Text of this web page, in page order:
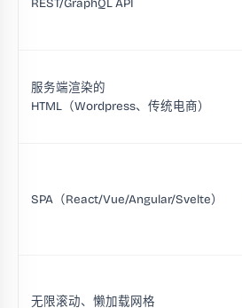
REST/GraphQL API
服务端渲染的
HTML（Wordpress、传统电商）
SPA（React/Vue/Angular/Svelte）
无限滚动、懒加载网格